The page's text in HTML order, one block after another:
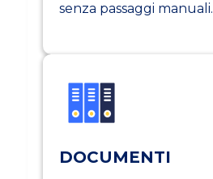
senza passaggi manuali.
DOCUMENTI